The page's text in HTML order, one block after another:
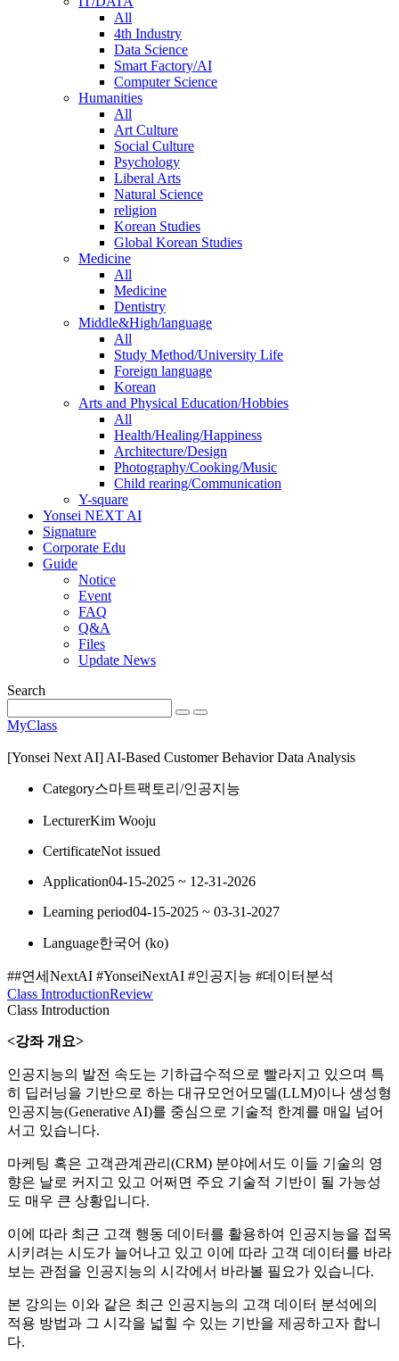
All
4th Industry
Data Science
Smart Factory/AI
Computer Science
Humanities
All
Art Culture
Social Culture
Psychology
Liberal Arts
Natural Science
religion
Korean Studies
Global Korean Studies
Medicine
All
Medicine
Dentistry
Middle&High/language
All
Study Method/University Life
Foreign language
Korean
Arts and Physical Education/Hobbies
All
Health/Healing/Happiness
Architecture/Design
Photography/Cooking/Music
Child rearing/Communication
Y-square
Yonsei NEXT AI
Signature
Corporate Edu
Guide
Notice
Event
FAQ
Q&A
Files
Update News
Search
MyClass
[Yonsei Next AI] AI-Based Customer Behavior Data Analysis
Category스마트팩토리/인공지능
LecturerKim Wooju
CertificateNot issued
Application04-15-2025 ~ 12-31-2026
Learning period04-15-2025 ~ 03-31-2027
Language한국어 ‎(ko)‎
##연세NextAI #YonseiNextAI #인공지능 #데이터분석
Class IntroductionReview
Class Introduction
<강좌 개요>
인공지능의 발전 속도는 기하급수적으로 빨라지고 있으며 특
히 딥러닝을 기반으로 하는 대규모언어모델(LLM)이나 생성형
인공지능(Generative AI)를 중심으로 기술적 한계를 매일 넘어
서고 있습니다.
마케팅 혹은 고객관계관리(CRM) 분야에서도 이들 기술의 영
향은 날로 커지고 있고 어쩌면 주요 기술적 기반이 될 가능성
도 매우 큰 상황입니다.
이에 따라 최근 고객 행동 데이터를 활용하여 인공지능을 접목
시키려는 시도가 늘어나고 있고 이에 따라 고객 데이터를 바라
보는 관점을 인공지능의 시각에서 바라볼 필요가 있습니다.
본 강의는 이와 같은 최근 인공지능의 고객 데이터 분석에의
적용 방법과 그 시각을 넓힐 수 있는 기반을 제공하고자 합니
다.